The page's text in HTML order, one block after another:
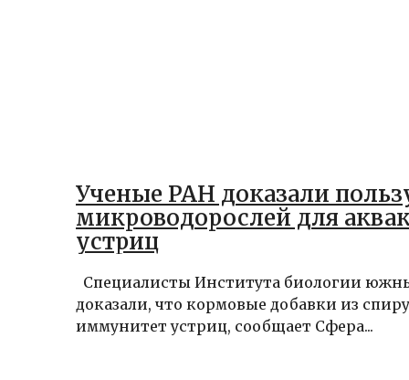
Ученые РАН доказали
микроводорослей для
устриц
Специалисты Института биологии
доказали, что кормовые добавки из
иммунитет устриц, сообщает Сфера...